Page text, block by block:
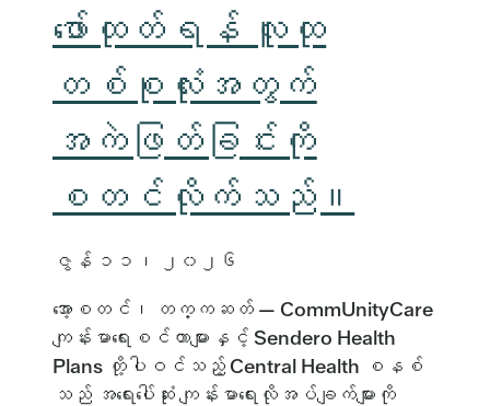
ဖော်ထုတ်ရန် လူထု
တစ်စုလုံးအတွက်
အကဲဖြတ်ခြင်းကို
စတင်လိုက်သည်။
ဇွန် ၁၁၊ ၂၀၂၆
အော့စတင်၊ တက္ကဆတ် — CommUnityCare
ကျန်းမာရေးစင်တာများနှင့် Sendero Health
Plans တို့ပါဝင်သည့် Central Health စနစ်
သည် အရေးပေါ်ဆုံး ကျန်းမာရေးလိုအပ်ချက်များကို